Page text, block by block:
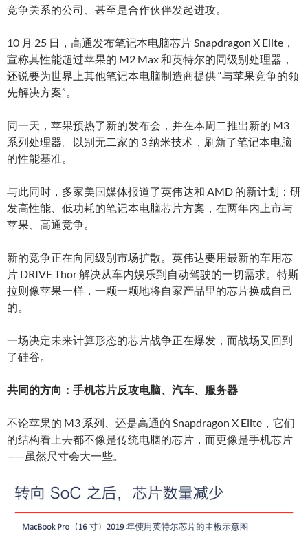
竞争关系的公司、甚至是合作伙伴发起进攻。
10 月 25 日，高通发布笔记本电脑芯片 Snapdragon X Elite，
宣称其性能超过苹果的 M2 Max 和英特尔的同级别处理器，
还说要为世界上其他笔记本电脑制造商提供 “与苹果竞争的领
先解决方案”。
同一天，苹果预热了新的发布会，并在本周二推出新的 M3
系列处理器。以别无二家的 3 纳米技术，刷新了笔记本电脑
的性能基准。
与此同时，多家美国媒体报道了英伟达和 AMD 的新计划：研
发高性能、低功耗的笔记本电脑芯片方案，在两年内上市与
苹果、高通竞争。
新的竞争正在向同级别市场扩散。英伟达要用最新的车用芯
片 DRIVE Thor 解决从车内娱乐到自动驾驶的一切需求。特斯
拉则像苹果一样，一颗一颗地将自家产品里的芯片换成自己
的。
一场决定未来计算形态的芯片战争正在爆发，而战场又回到
了硅谷。
共同的方向：手机芯片反攻电脑、汽车、服务器
不论苹果的 M3 系列、还是高通的 Snapdragon X Elite，它们
的结构看上去都不像是传统电脑的芯片，而更像是手机芯片
——虽然尺寸会大一些。